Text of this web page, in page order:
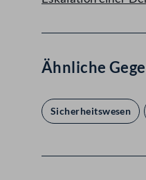
Ähnliche
Sicherheitswesen